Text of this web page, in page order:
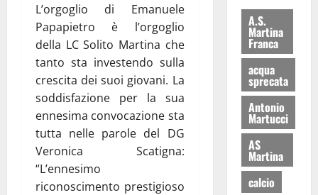
L’orgoglio di Emanuele
Papapietro è l’orgoglio
della LC Solito Martina che
tanto sta investendo sulla
crescita dei suoi giovani. La
soddisfazione per la sua
ennesima convocazione sta
tutta nelle parole del DG
Veronica Scatigna:
“L’ennesimo
riconoscimento prestigioso
A.S.
Martina
Franca
acqua
sprecata
Antonio
Martucci
AS
Martina
calcio